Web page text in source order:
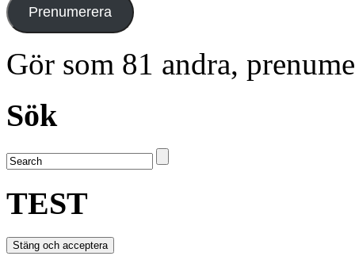
Prenumerera
Gör som 81 andra,
Sök
TEST